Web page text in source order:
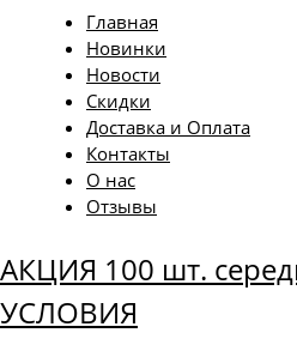
Главная
Новинки
Новости
Скидки
Доставка и Оплата
Контакты
О нас
Отзывы
АКЦИЯ 100 шт.
УСЛОВИЯ